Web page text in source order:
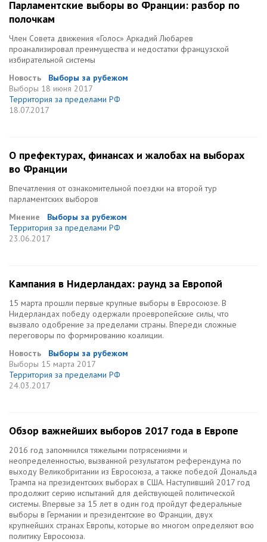
Парламентские выборы во Франции: разбор по
полочкам
Член Совета движения «Голос» Аркадий Любарев
проанализировал преимущества и недостатки французской
избирательной системы
Новость
Выборы за рубежом
Выборы 18 июня 2017
Территория за пределами РФ
18.07.2017
О префектурах, финансах и жалобах на выборах
во Франции
Впечатления от ознакомительной поездки на второй тур
парламентских выборов
Мнение
Выборы за рубежом
Территория за пределами РФ
23.06.2017
Кампания в Нидерландах: раунд за Европой
15 марта прошли первые крупные выборы в Евросоюзе. В
Нидерландах победу одержали проевропейские силы, что
вызвало одобрение за пределами страны. Впереди сложные
переговоры по формированию коалиции.
Новость
Выборы за рубежом
Выборы 15 марта 2017
Территория за пределами РФ
24.03.2017
Обзор важнейших выборов 2017 года в Европе
2016 год запомнился тяжелыми потрясениями и
неопределенностью, вызванной результатом референдума по
выходу Великобритании из Евросоюза, а также победой Дональда
Трампа на президентских выборах в США. Наступивший 2017 год
продолжит серию испытаний для действующей политической
системы. Впервые за 15 лет в один год пройдут федеральные
выборы в Германии и президентские во Франции, двух
крупнейших странах Европы, которые во многом определяют всю
политику Евросоюза.